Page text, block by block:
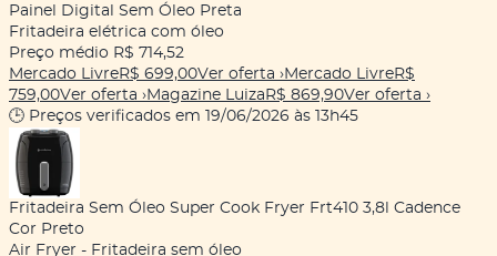
Painel Digital Sem Óleo Preta
Fritadeira elétrica com óleo
Preço médio R$ 714,52
Mercado LivreR$ 699,00Ver oferta ›Mercado LivreR$
759,00Ver oferta ›Magazine Luiza R$ 869,90Ver oferta ›
🕒 Preços verificados em 19/06/2026 às 13h45
Fritadeira Sem Óleo Super Cook Fryer Frt410 3,8l Cadence
Cor Preto
Air Fryer - Fritadeira sem óleo